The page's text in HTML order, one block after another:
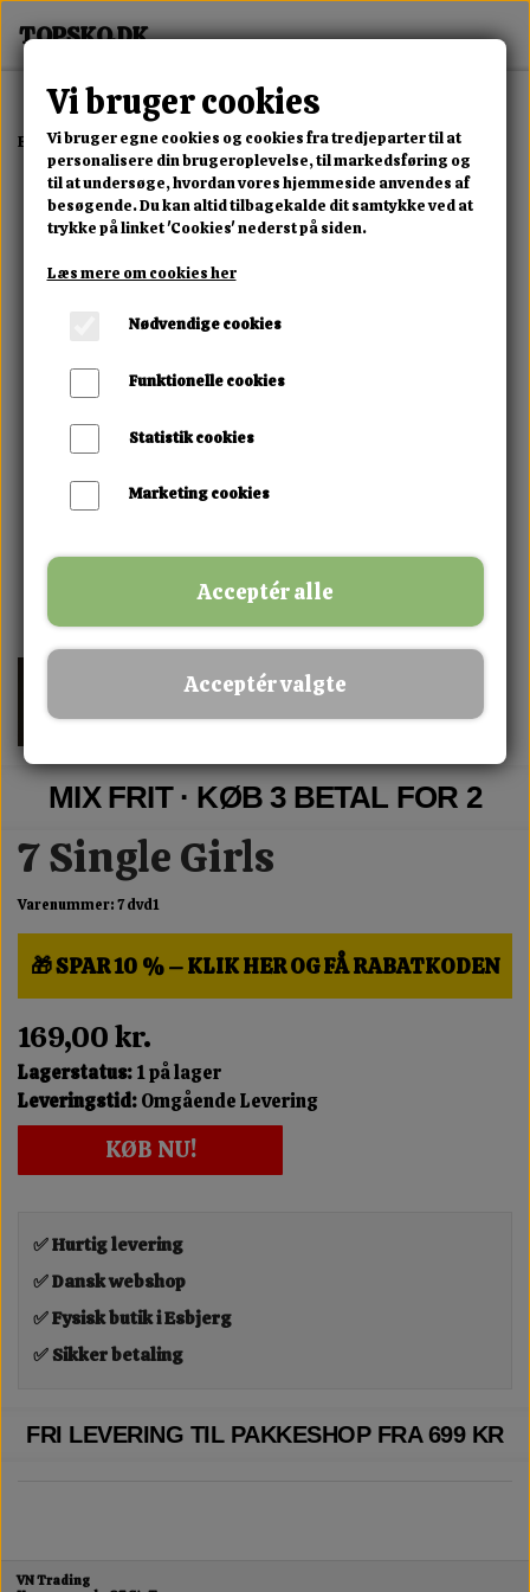
Forside Erotisk Kollektion Dvd 7 Single Girls
MIX FRIT · KØB 3 BETAL FOR 2
7 Single Girls
Varenummer: 7 dvd1
🎁 SPAR 10 % – KLIK HER OG FÅ RABATKODEN
169,00 kr.
Lagerstatus:1 på lager
Leveringstid:Omgående Levering
KØB NU!
✅ Hurtig levering
✅ Dansk webshop
✅ Fysisk butik i Esbjerg
✅ Sikker betaling
FRI LEVERING TIL PAKKESHOP FRA 699 KR
VN Trading
Vi bruger cookies
Vi bruger egne cookies og cookies fra tredjeparter til at
personalisere din brugeroplevelse, til markedsføring og
til at undersøge, hvordan vores hjemmeside anvendes af
besøgende. Du kan altid tilbagekalde dit samtykke ved at
trykke på linket 'Cookies' nederst på siden.
Læs mere om cookies her
Nødvendige cookies
Funktionelle cookies
Statistik cookies
Marketing cookies
Acceptér alle
Acceptér valgte